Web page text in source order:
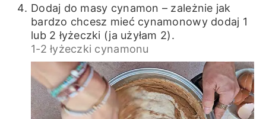
Dodaj do masy cynamon – zależnie jak
bardzo chcesz mieć cynamonowy dodaj 1
lub 2 łyżeczki (ja użyłam 2).
1-2 łyżeczki cynamonu